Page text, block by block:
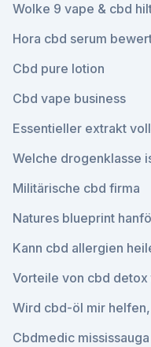
Wolke 9 vape & cbd
Hora cbd serum
Cbd pure lotion
Cbd vape business
Essentieller extrakt
Welche drogenklasse
Militärische cbd firma
Natures blueprint
Kann cbd allergien
Vorteile von cbd detox
Wird cbd-öl mir helfen,
Cbdmedic